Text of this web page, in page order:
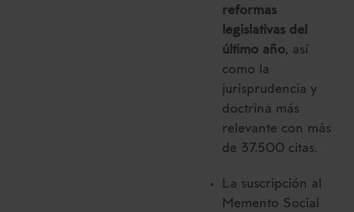
reformas
legislativas del
último año, así
como la
jurisprudencia y
doctrina más
relevante con más
de 37.500 citas.
La suscripción al
Memento Social